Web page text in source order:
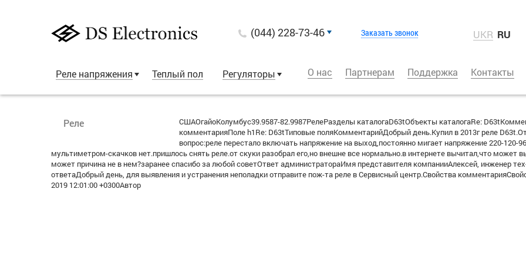
(044) 228-73-46 Заказать звонок UKR RU
Реле напряжения Теплый пол Регуляторы О нас Партнерам Поддержка Контакты
Реле
СШАОгайоКолумбус39.9587-82.9987РелеРазделы каталогаD63tОбъекты каталогаRe:
комментарияПоле h1Re: D63tТиповые поляКомментарийДобрый день.Купил в 2013г реле
вопрос:реле перестало включать напряжение на выход,постоянно мигает напряжение 220-120-
мультиметром-скачков нет.пришлось снять реле.от скуки разобрал его,но внешне все нормально.в интернете вычитал,что может
может причина не в нем?заранее спасибо за любой советОтвет администратораИмя представителя компанииАлексей, инженер
ответаДобрый день, для выявления и устранения неполадки отправите пож-та реле в Сервисный центр.Свойства
2019 12:01:00 +0300Автор